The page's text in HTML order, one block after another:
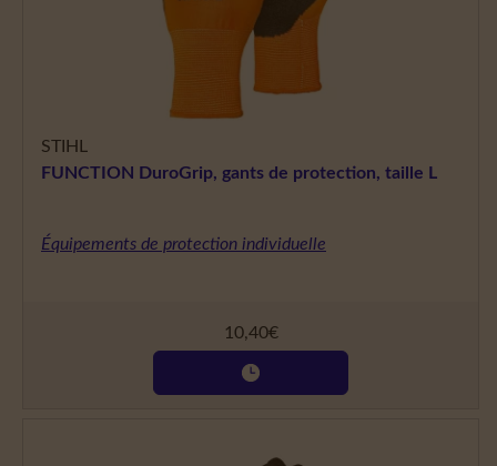
STIHL
FUNCTION DuroGrip, gants de protection, taille L
Équipements de protection individuelle
10,40€